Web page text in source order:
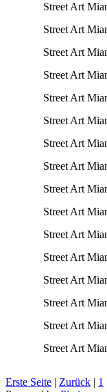
Street Art
Street Art
Street Art
Street Art
Street Art
Street Art
Street Art
Street Art
Street Art
Street Art
Street Art
Street Art
Street Art
Street Art
Street Art
Street Art
Erste Seite | Zurück | 1